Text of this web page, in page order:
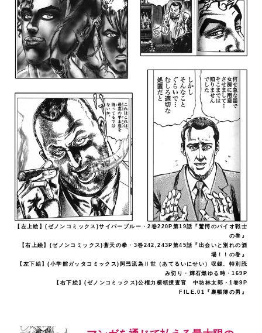
【左上絵】(ゼノンコミックス)サイバーブルー・2巻220P第19話『驚愕のバイオ戦士
の巻』
【右上絵】(ゼノンコミックス)蒼天の拳・3巻242,243P第45話『出会いと別れの酒
場！！の巻』
【左下絵】(小学館ガッタコミックス)阿弖流為Ⅱ世（あてるいにせい）収録、特別読
み切り・輝石燃ゆる時・169P
【右下絵】(ゼノンコミックス)公権力横領捜査官 中坊林太郎・1巻9P
FILE.01『裏帳簿の男』